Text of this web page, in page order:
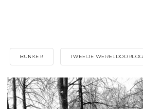
BUNKER TWEEDE WERELDOORLOG